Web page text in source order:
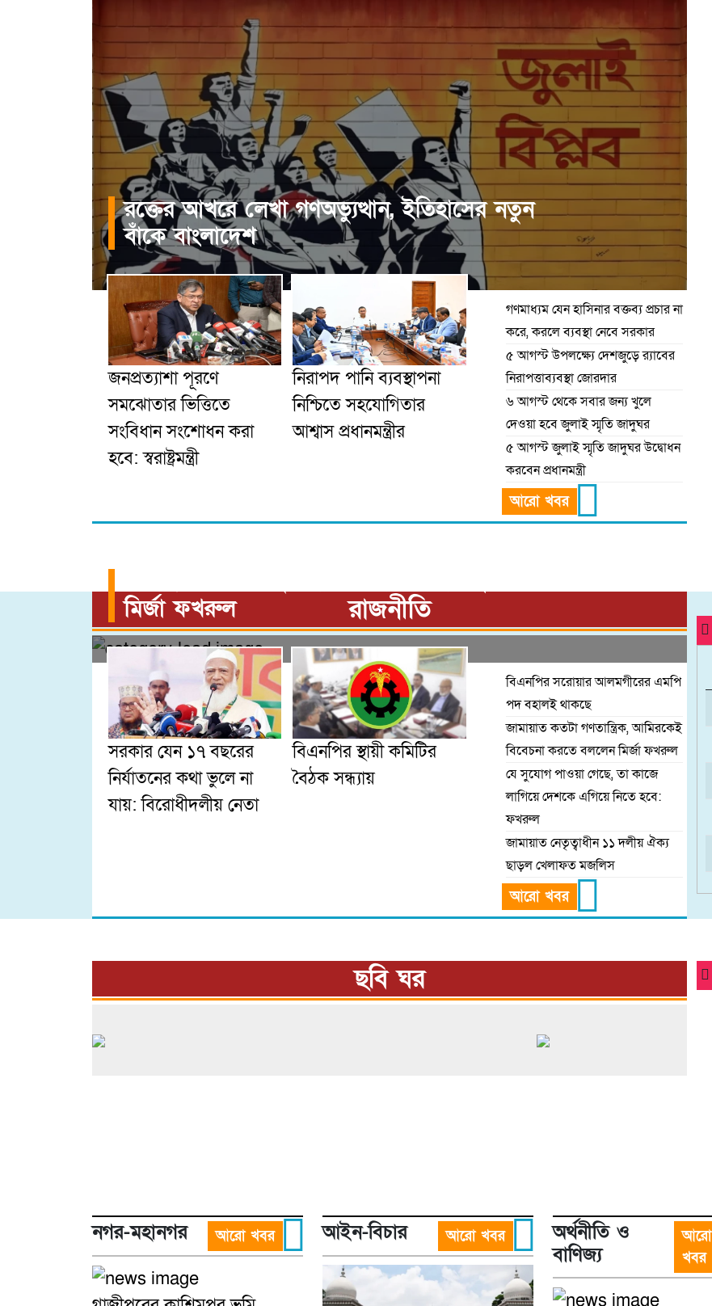
রক্তের আখরে লেখা গণঅভ্যুত্থান, ইতিহাসের নতুন
বাঁকে বাংলাদেশ
জনপ্রত্যাশা পূরণে
সমঝোতার ভিত্তিতে
সংবিধান সংশোধন করা
হবে: স্বরাষ্ট্রমন্ত্রী
নিরাপদ পানি ব্যবস্থাপনা
নিশ্চিতে সহযোগিতার
আশ্বাস প্রধানমন্ত্রীর
গণমাধ্যম যেন হাসিনার বক্তব্য প্রচার না
করে, করলে ব্যবস্থা নেবে সরকার
৫ আগস্ট উপলক্ষ্যে দেশজুড়ে র‌্যাবের
নিরাপত্তাব্যবস্থা জোরদার
৬ আগস্ট থেকে সবার জন্য খুলে
দেওয়া হবে জুলাই স্মৃতি জাদুঘর
৫ আগস্ট জুলাই স্মৃতি জাদুঘর উদ্বোধন
করবেন প্রধানমন্ত্রী
আরো খবর
রাজনীতি
মির্জা ফখরুল
সরকার যেন ১৭ বছরের
নির্যাতনের কথা ভুলে না
যায়: বিরোধীদলীয় নেতা
বিএনপির স্থায়ী কমিটির
বৈঠক সন্ধ্যায়
বিএনপির সরোয়ার আলমগীরের এমপি
পদ বহালই থাকছে
জামায়াত কতটা গণতান্ত্রিক, আমিরকেই
বিবেচনা করতে বললেন মির্জা ফখরুল
যে সুযোগ পাওয়া গেছে, তা কাজে
লাগিয়ে দেশকে এগিয়ে নিতে হবে:
ফখরুল
জামায়াত নেতৃত্বাধীন ১১ দলীয় ঐক্য
ছাড়ল খেলাফত মজলিস
আরো খবর
ছবি ঘর
নগর-মহানগর আরো খবর আইন-বিচার আরো খবর
অর্থনীতি ও
বাণিজ্য
আরো
খবর